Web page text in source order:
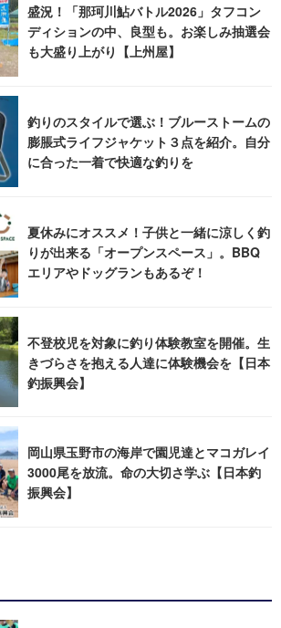
盛況！「那珂川鮎バトル2026」タフコン
ディションの中、良型も。お楽しみ抽選会
も大盛り上がり【上州屋】
釣りのスタイルで選ぶ！ブルーストームの
膨脹式ライフジャケット３点を紹介。自分
に合った一着で快適な釣りを
夏休みにオススメ！子供と一緒に涼しく釣
りが出来る「オープンスペース」。BBQ
エリアやドッグランもあるぞ！
不登校児を対象に釣り体験教室を開催。生
きづらさを抱える人達に体験機会を【日本
釣振興会】
岡山県玉野市の海岸で園児達とマコガレイ
3000尾を放流。命の大切さ学ぶ【日本釣
振興会】